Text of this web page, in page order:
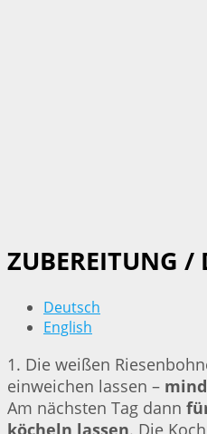
ZUBEREITUNG /
Deutsch
English
1. Die weißen
einweichen lassen –
Am nächsten Tag dann